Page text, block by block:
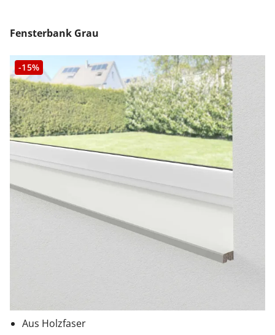
Fensterbank Grau
-15%
Aus Holzfaser